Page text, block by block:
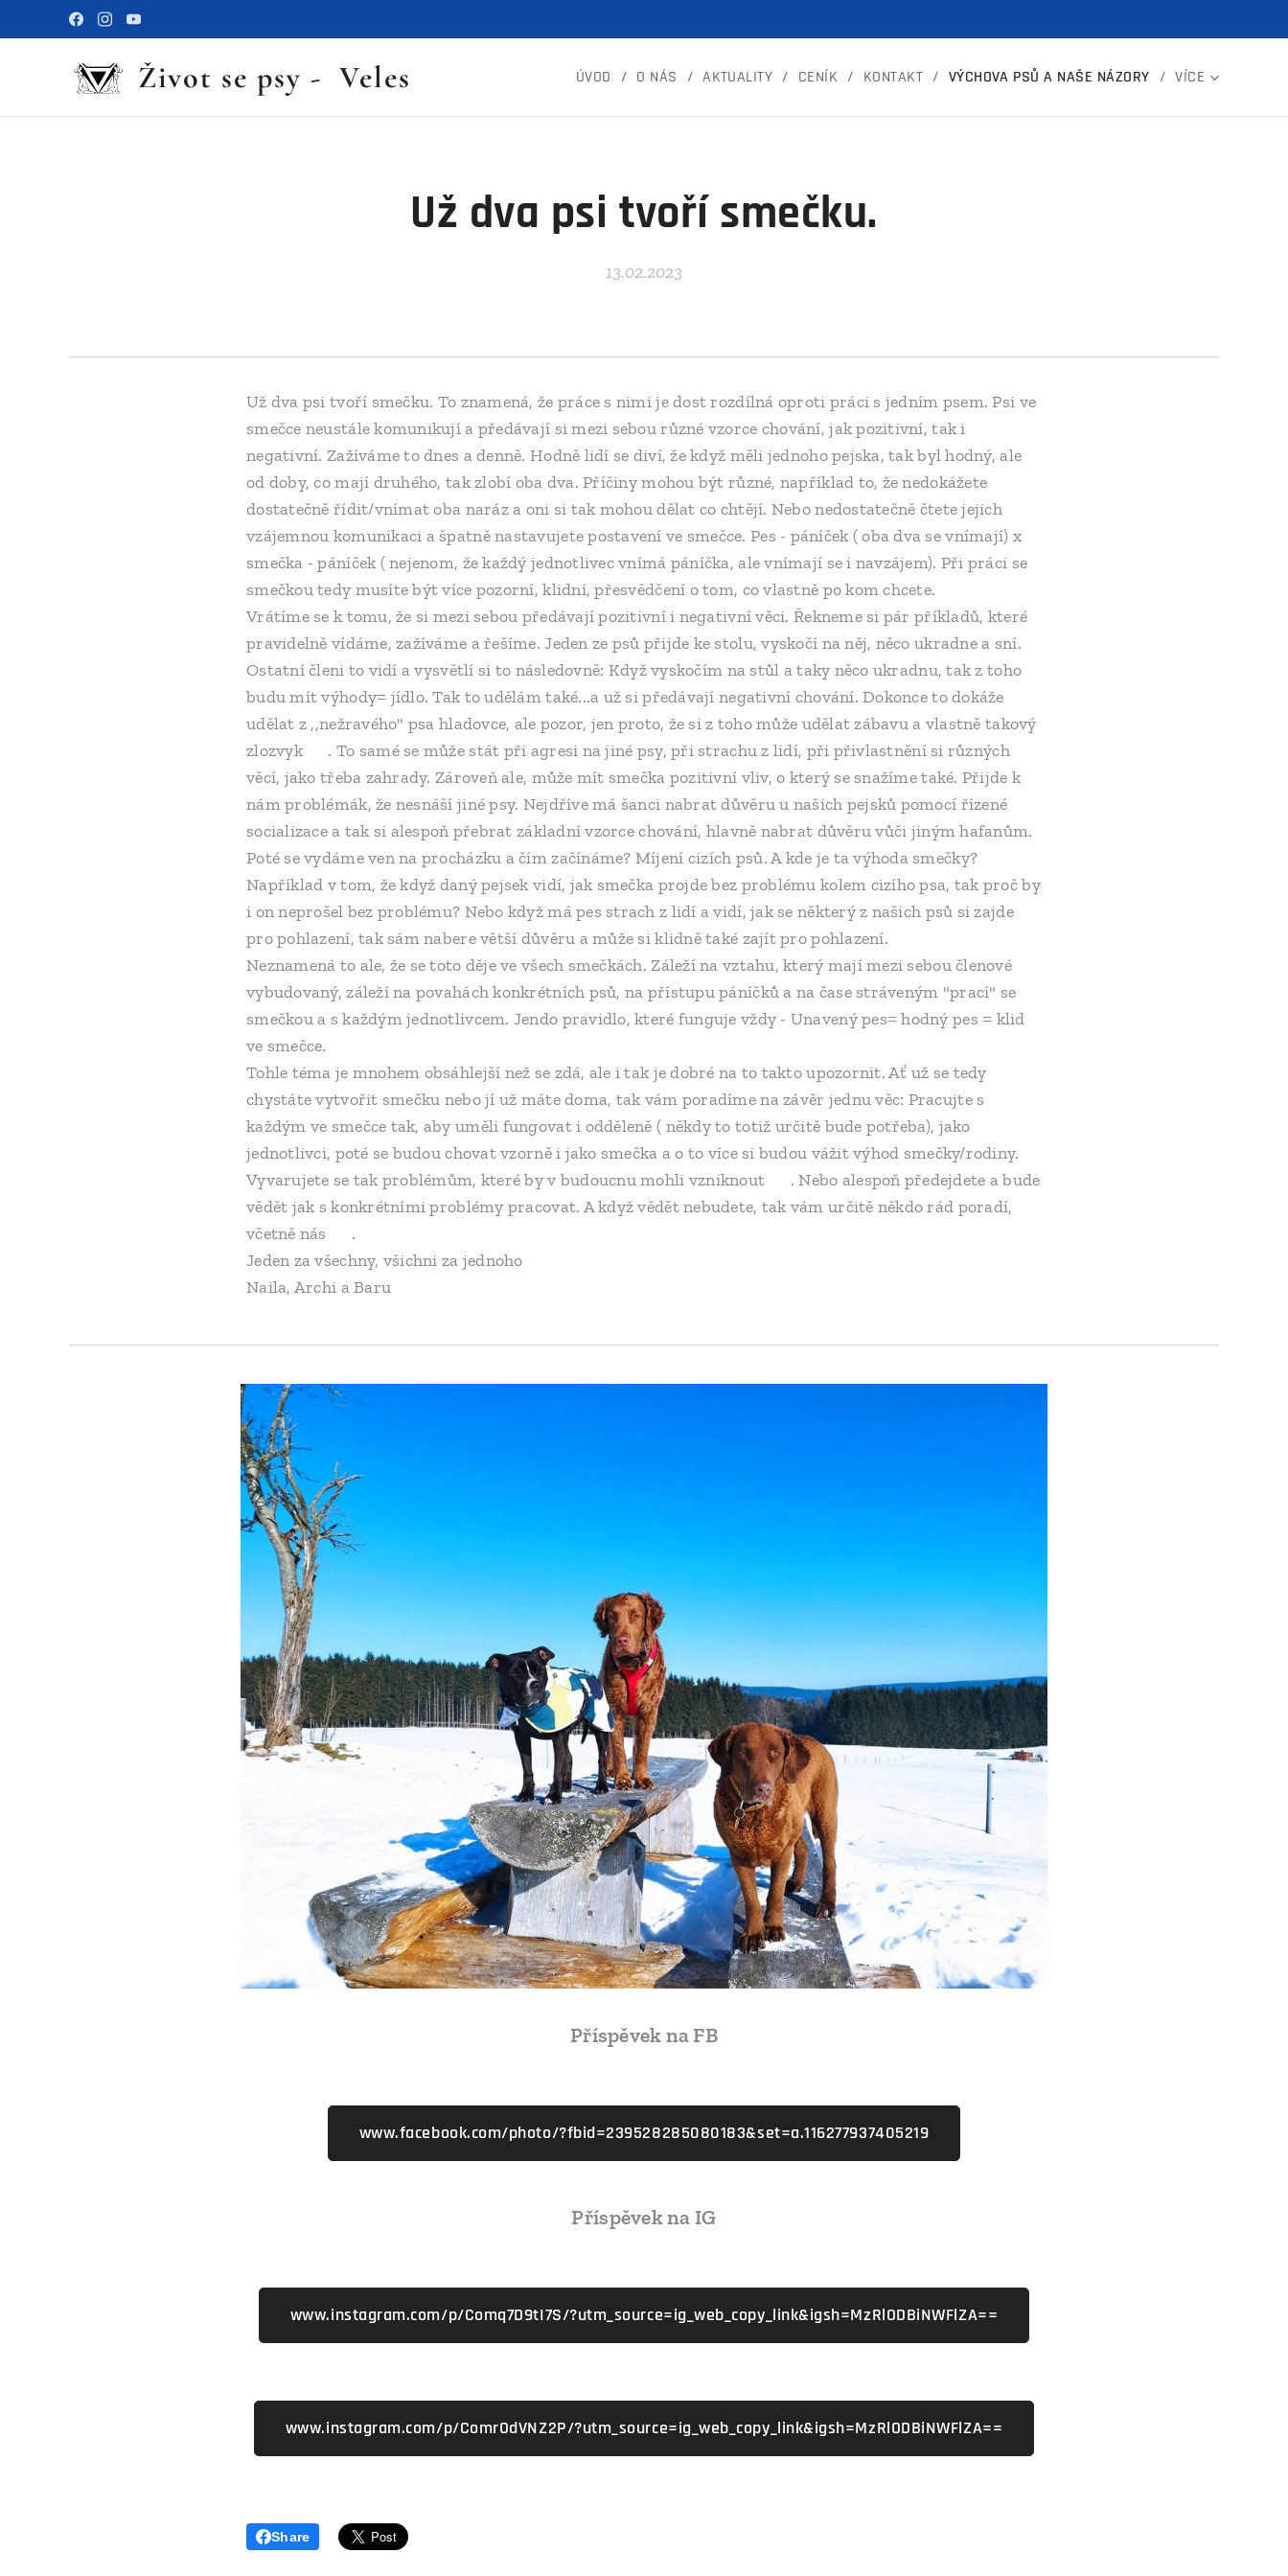
Život se psy - Veles ÚVOD O NÁS AKTUALITY CENÍK KONTAKT VÝCHOVA PSŮ A NAŠE NÁZORY VÍCE
Už dva psi tvoří smečku.
13.02.2023
Už dva psi tvoří smečku. To znamená, že práce s nimi je dost rozdílná oproti práci s jedním psem. Psi ve
smečce neustále komunikují a předávají si mezi sebou různé vzorce chování, jak pozitivní, tak i
negativní. Zažíváme to dnes a denně. Hodně lidí se diví, že když měli jednoho pejska, tak byl hodný, ale
od doby, co mají druhého, tak zlobí oba dva. Příčiny mohou být různé, například to, že nedokážete
dostatečně řídit/vnímat oba naráz a oni si tak mohou dělat co chtějí. Nebo nedostatečně čtete jejich
vzájemnou komunikaci a špatně nastavujete postavení ve smečce. Pes - páníček ( oba dva se vnímají) x
smečka - páníček ( nejenom, že každý jednotlivec vnímá páníčka, ale vnímají se i navzájem). Při práci se
smečkou tedy musíte být více pozorní, klidní, přesvědčení o tom, co vlastně po kom chcete.
Vrátíme se k tomu, že si mezi sebou předávají pozitivní i negativní věci. Řekneme si pár příkladů, které
pravidelně vídáme, zažíváme a řešíme. Jeden ze psů přijde ke stolu, vyskočí na něj, něco ukradne a sní.
Ostatní členi to vidí a vysvětlí si to následovně: Když vyskočím na stůl a taky něco ukradnu, tak z toho
budu mít výhody= jídlo. Tak to udělám také...a už si předávají negativní chování. Dokonce to dokáže
udělat z ,,nežravého" psa hladovce, ale pozor, jen proto, že si z toho může udělat zábavu a vlastně takový
zlozvyk 🙂. To samé se může stát při agresi na jiné psy, při strachu z lidí, při přivlastnění si různých
věcí, jako třeba zahrady. Zároveň ale, může mít smečka pozitivní vliv, o který se snažíme také. Přijde k
nám problémák, že nesnáší jiné psy. Nejdříve má šanci nabrat důvěru u našich pejsků pomocí řízené
socializace a tak si alespoň přebrat základní vzorce chování, hlavně nabrat důvěru vůči jiným hafanům.
Poté se vydáme ven na procházku a čím začínáme? Míjení cizích psů. A kde je ta výhoda smečky?
Například v tom, že když daný pejsek vidí, jak smečka projde bez problému kolem cizího psa, tak proč by
i on neprošel bez problému? Nebo když má pes strach z lidí a vidí, jak se některý z našich psů si zajde
pro pohlazení, tak sám nabere větší důvěru a může si klidně také zajít pro pohlazení.
Neznamená to ale, že se toto děje ve všech smečkách. Záleží na vztahu, který mají mezi sebou členové
vybudovaný, záleží na povahách konkrétních psů, na přístupu páníčků a na čase stráveným "prací" se
smečkou a s každým jednotlivcem. Jendo pravidlo, které funguje vždy - Unavený pes= hodný pes = klid
ve smečce.
Tohle téma je mnohem obsáhlejší než se zdá, ale i tak je dobré na to takto upozornit. Ať už se tedy
chystáte vytvořit smečku nebo jí už máte doma, tak vám poradíme na závěr jednu věc: Pracujte s
každým ve smečce tak, aby uměli fungovat i odděleně ( někdy to totiž určitě bude potřeba), jako
jednotlivci, poté se budou chovat vzorně i jako smečka a o to více si budou vážit výhod smečky/rodiny.
Vyvarujete se tak problémům, které by v budoucnu mohli vzniknout 😉. Nebo alespoň předejdete a bude
vědět jak s konkrétními problémy pracovat. A když vědět nebudete, tak vám určitě někdo rád poradí,
včetně nás 😊.
Jeden za všechny, všichni za jednoho ❤️
Naila, Archi a Baru
Příspěvek na FB
www.facebook.com/photo/?fbid=239528285080183&set=a.116277937405219
Příspěvek na IG
www.instagram.com/p/Comq7D9tI7S/?utm_source=ig_web_copy_link&igsh=MzRlODBiNWFlZA==
www.instagram.com/p/ComrOdVNZ2P/?utm_source=ig_web_copy_link&igsh=MzRlODBiNWFlZA==
Share